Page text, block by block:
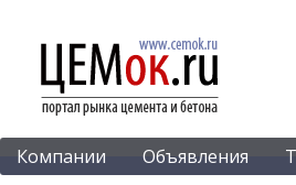
Компании Объявления